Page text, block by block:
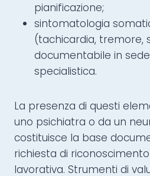
pianificazione;
sintomatologia
(tachicardia, tremore,
documentabile in
specialistica.
La presenza di questi
uno psichiatra o da un
costituisce la base
richiesta di
lavorativa. Strumenti di